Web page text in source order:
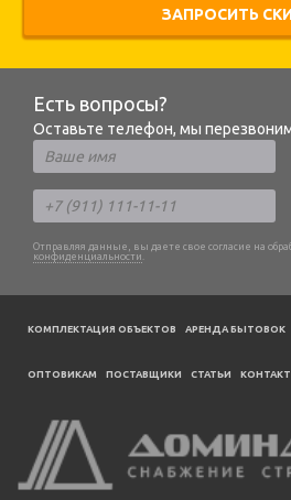
ЗАПРОСИТЬ
Есть вопросы?
Оставьте телефон, мы
Отправляя данные, вы даете свое согласие на
конфиденциальности .
КОМПЛЕКТАЦИЯ ОБЪЕКТОВ АРЕНДА БЫТОВОК
ОПТОВИКАМ ПОСТАВЩИКИ CТАТЬИ